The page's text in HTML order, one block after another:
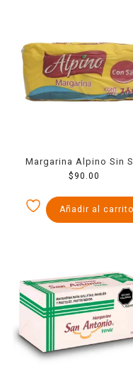
Margarina Alpino Sin
1000 Grs
$ 90.00
Añadir al carrito